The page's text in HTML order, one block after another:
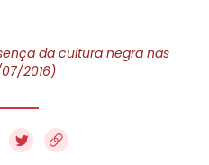
da cultura negra nas
2016)